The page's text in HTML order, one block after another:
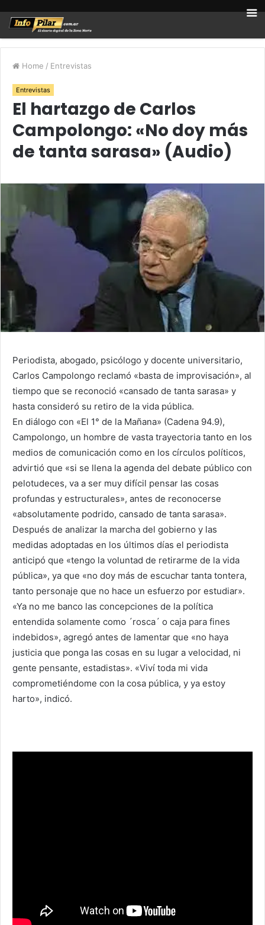
Home / Entrevistas
Entrevistas
El hartazgo de Carlos
Campolongo: «No doy más
de tanta sarasa» (Audio)
Periodista, abogado, psicólogo y docente universitario,
Carlos Campolongo reclamó «basta de improvisación», al
tiempo que se reconoció «cansado de tanta sarasa» y
hasta consideró su retiro de la vida pública.
En diálogo con «El 1° de la Mañana» (Cadena 94.9),
Campolongo, un hombre de vasta trayectoria tanto en los
medios de comunicación como en los círculos políticos,
advirtió que «si se llena la agenda del debate público con
pelotudeces, va a ser muy difícil pensar las cosas
profundas y estructurales», antes de reconocerse
«absolutamente podrido, cansado de tanta sarasa».
Después de analizar la marcha del gobierno y las
medidas adoptadas en los últimos días el periodista
anticipó que «tengo la voluntad de retirarme de la vida
pública», ya que «no doy más de escuchar tanta tontera,
tanto personaje que no hace un esfuerzo por estudiar».
«Ya no me banco las concepciones de la política
entendida solamente como ´rosca´ o caja para fines
indebidos», agregó antes de lamentar que «no haya
justicia que ponga las cosas en su lugar a velocidad, ni
gente pensante, estadistas». «Viví toda mi vida
comprometiéndome con la cosa pública, y ya estoy
harto», indicó.